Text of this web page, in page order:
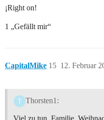
¡Right on!
1 „Gefällt mir“
CapitalMike 12. Februar
15
Thorsten1:
Viel zu tun, Familie,